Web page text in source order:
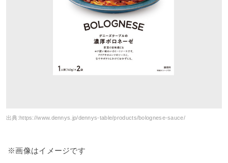
出典:https://www.dennys.jp/dennys-table/products/bolognese-sauce/
※画像はイメージです